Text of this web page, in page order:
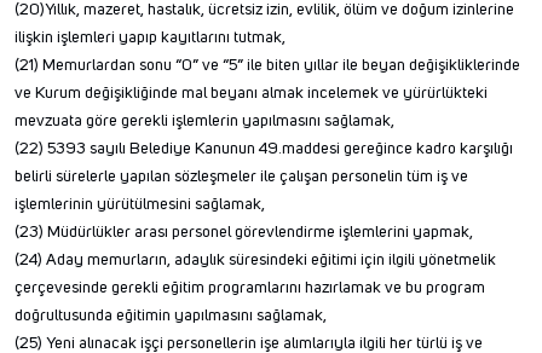
(20)Yıllık, mazeret, hastalık, ücretsiz izin, evlilik, ölüm ve doğum izinlerine
ilişkin işlemleri yapıp kayıtlarını tutmak,
(21) Memurlardan sonu “0” ve “5” ile biten yıllar ile beyan değişikliklerinde
ve Kurum değişikliğinde mal beyanı almak incelemek ve yürürlükteki
mevzuata göre gerekli işlemlerin yapılmasını sağlamak,
(22) 5393 sayılı Belediye Kanunun 49.maddesi gereğince kadro karşılığı
belirli sürelerle yapılan sözleşmeler ile çalışan personelin tüm iş ve
işlemlerinin yürütülmesini sağlamak,
(23) Müdürlükler arası personel görevlendirme işlemlerini yapmak,
(24) Aday memurların, adaylık süresindeki eğitimi için ilgili yönetmelik
çerçevesinde gerekli eğitim programlarını hazırlamak ve bu program
doğrultusunda eğitimin yapılmasını sağlamak,
(25) Yeni alınacak işçi personellerin işe alımlarıyla ilgili her türlü iş ve